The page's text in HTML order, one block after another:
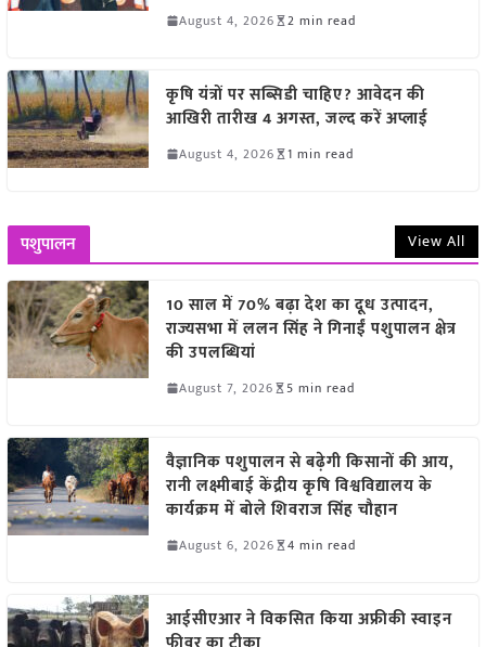
August 4, 2026 2 min read
कृषि यंत्रों पर सब्सिडी चाहिए? आवेदन की
आखिरी तारीख 4 अगस्त, जल्द करें अप्लाई
August 4, 2026 1 min read
पशुपालन View All
10 साल में 70% बढ़ा देश का दूध उत्पादन,
राज्यसभा में ललन सिंह ने गिनाईं पशुपालन क्षेत्र
की उपलब्धियां
August 7, 2026 5 min read
वैज्ञानिक पशुपालन से बढ़ेगी किसानों की आय,
रानी लक्ष्मीबाई केंद्रीय कृषि विश्वविद्यालय के
कार्यक्रम में बोले शिवराज सिंह चौहान
August 6, 2026 4 min read
आईसीएआर ने विकसित किया अफ्रीकी स्वाइन